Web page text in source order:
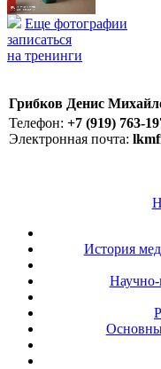
Еще фотографии
записаться
на тренинги
Грибков Денис
Телефон: +7 (919) 763-
Электронная почта:
История
Научно-